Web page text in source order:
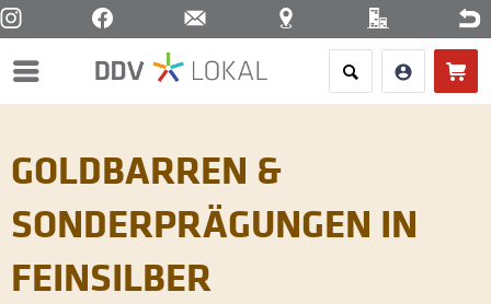
Menü
GOLDBARREN &
SONDERPRÄGUNGEN IN
FEINSILBER